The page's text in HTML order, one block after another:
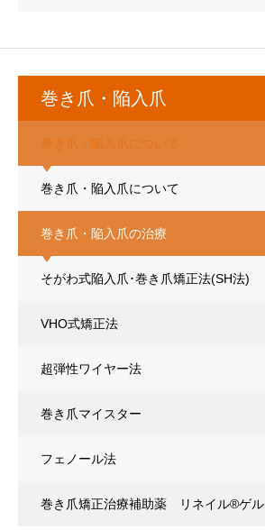
巻き爪・陥入爪
巻き爪・陥入爪について
巻き爪・陥入爪について
巻き爪・陥入爪の治療
そがわ式陥入爪･巻き爪矯正法(SH法)
VHO式矯正法
超弾性ワイヤー法
巻き爪マイスター
フェノール法
巻き爪矯正治療補助薬 リネイル®ゲル